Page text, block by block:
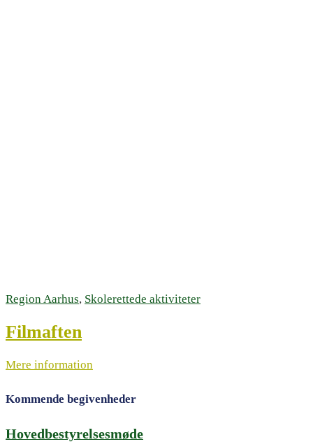
Region Aarhus, Skolerettede aktiviteter
Filmaften
Mere information
Kommende begivenheder
Hovedbestyrelsesmøde